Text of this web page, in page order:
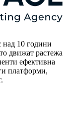
над 10 години
движат растежа
ефективна
платформи,